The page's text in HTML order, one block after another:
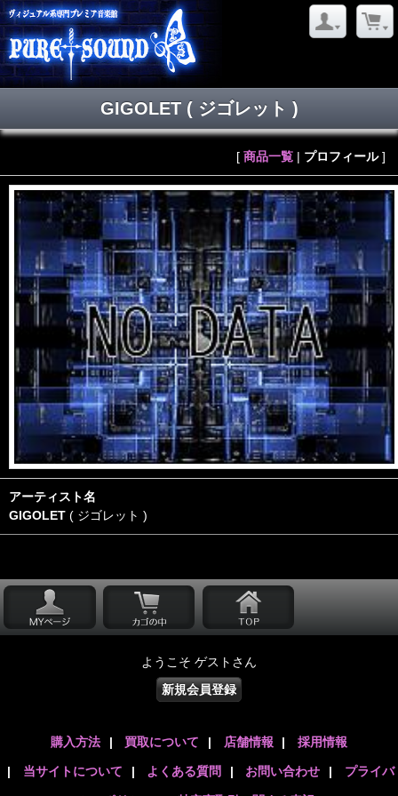
GIGOLET( ジゴレット )
[ 商品一覧 | プロフィール]
アーティスト名
GIGOLET ( ジゴレット )
ようこそ ゲストさん
新規会員登録
購入方法 | 買取について | 店舗情報 | 採用情報
| 当サイトについて | よくある質問 | お問い合わせ | プライバ